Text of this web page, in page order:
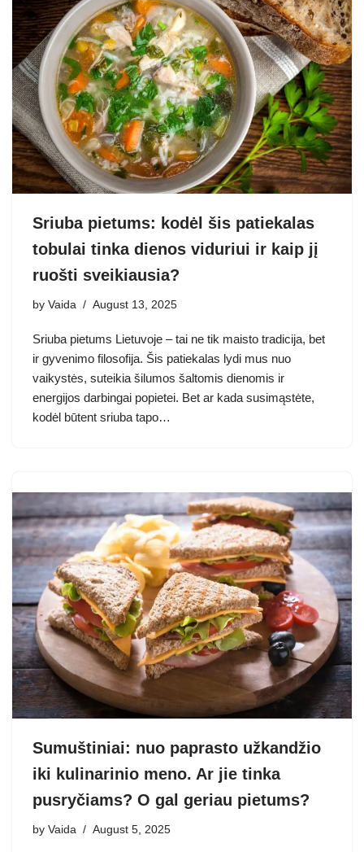
Sriuba pietums: kodėl šis patiekalas
tobulai tinka dienos viduriui ir kaip jį
ruošti sveikiausia?
by Vaida August 13, 2025
Sriuba pietums Lietuvoje – tai ne tik maisto tradicija, bet
ir gyvenimo filosofija. Šis patiekalas lydi mus nuo
vaikystės, suteikia šilumos šaltomis dienomis ir
energijos darbingai popietei. Bet ar kada susimąstėte,
kodėl būtent sriuba tapo…
Sumuštiniai: nuo paprasto užkandžio
iki kulinarinio meno. Ar jie tinka
pusryčiams? O gal geriau pietums?
by Vaida August 5, 2025